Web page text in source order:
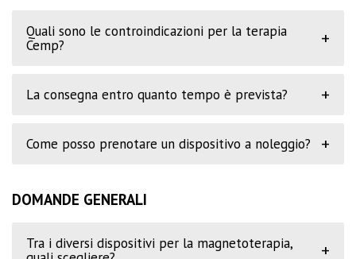
Quali sono le controindicazioni per la terapia
Cemp?
+
La consegna entro quanto tempo è prevista? +
Come posso prenotare un dispositivo a noleggio? +
DOMANDE GENERALI
Tra i diversi dispositivi per la magnetoterapia,
+